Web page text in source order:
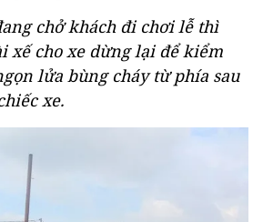
chở khách đi chơi lễ thì
xế cho xe dừng lại để kiểm
lửa bùng cháy từ phía sau
xe.